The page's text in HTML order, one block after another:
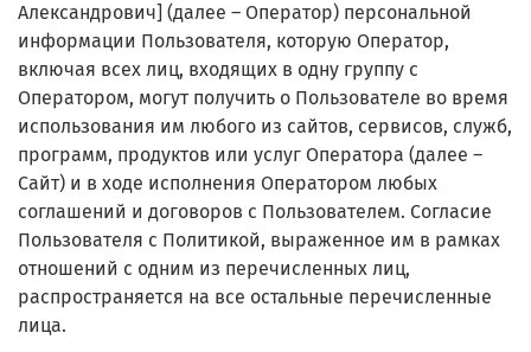
Александрович] (далее – Оператор) персональной
информации Пользователя, которую Оператор,
включая всех лиц, входящих в одну группу с
Оператором, могут получить о Пользователе во время
использования им любого из сайтов, сервисов, служб,
программ, продуктов или услуг Оператора (далее –
Сайт) и в ходе исполнения Оператором любых
соглашений и договоров с Пользователем. Согласие
Пользователя с Политикой, выраженное им в рамках
отношений с одним из перечисленных лиц,
распространяется на все остальные перечисленные
лица.